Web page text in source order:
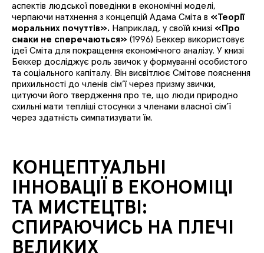
аспектів людської поведінки в економічні моделі,
черпаючи натхнення з концепцій Адама Сміта в «Теорії
моральних почуттів». Наприклад, у своїй книзі «Про
смаки не сперечаються» (1996) Беккер використовує
ідеї Сміта для покращення економічного аналізу. У книзі
Беккер досліджує роль звичок у формуванні особистого
та соціального капіталу. Він висвітлює Смітове пояснення
прихильності до членів сім’ї через призму звички,
цитуючи його твердження про те, що люди природно
схильні мати тепліші стосунки з членами власної сім’ї
через здатність симпатизувати їм.
КОНЦЕПТУАЛЬНІ
ІННОВАЦІЇ В ЕКОНОМІЦІ
ТА МИСТЕЦТВІ:
СПИРАЮЧИСЬ НА ПЛЕЧІ
ВЕЛИКИХ